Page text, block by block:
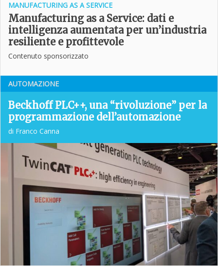
MANUFACTURING AS A SERVICE
Manufacturing as a Service: dati e
intelligenza aumentata per un’industria
resiliente e profittevole
Contenuto sponsorizzato
AUTOMAZIONE
Beckhoff PLC++, una “rivoluzione” per la
programmazione dell’automazione
di Franco Canna